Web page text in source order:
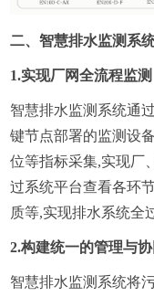
二、智慧排水监测系
1.实现厂网全流程监测
智慧排水监测系统通
键节点部署的监测设
位等指标采集,实现厂
过系统平台查看各环
质等,实现排水系统全
2.构建统一的管理与
智慧排水监测系统将